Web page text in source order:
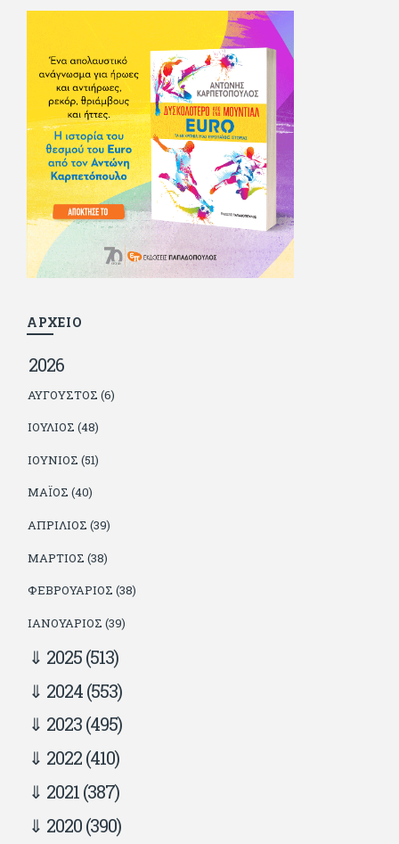
ταινίες κι έγραφε και στο περιοδικό Σινεμά, είχε κάποιες
αισθηματικές περιπέτειες που σκόρπισαν γέλιο στους φίλους
του - αν όχι και στον ίδιο. Πήγε στρατό κανονικά στα σύνορα
και διατήρησε μια καλή σχέση με την οικογένεια του, την
οποία αισθάνεται πως διάφορες φορές έφερε σε δύσκολη
θέση. Κείμενο με την υπογραφή του πρωτοδημοσιεύτηκε στο
Φίλαθλο το 1992. Επέστρεψε οριστικά στην Ελλάδα το 1998,
δούλεψε για πολλούς (αφού δυσκολεύεται να πει όχι), και
κάποιοι, αν όχι και όλοι, τον πλήρωσαν κι έμειναν και
ευχαριστημένοι από τη συνεργασία. Σήμερα πλέον εργάζεται
στον Sport Fm (όπου έχει κλείσει εικοσαετία) και στη
Sportday. Επαίρεται ότι λίγοι έχουν δει περισσότερο
ποδόσφαιρο από τον ίδιο και θεωρεί τον εαυτό του τυχερό
γιατί είναι μέλος της γενιάς που απόλαυσε τους μεγαλύτερους
σε όλα τα σπορ. Δεν είναι παντρεμένος, αλλά θαυμάζει όσους
βρίσκουν το κουράγιο να το κάνουν. Αντίθετα από πολλούς
φίλους του δεν πληρώνει διατροφές. Ελπίζει ότι δεν έχει
παιδιά. Απειλεί ότι θα γράφει όσο υπάρχουν άνθρωποι που
ΑΡΧΕΙΟ
2026
ΑΎΓΟΥΣΤΟΣ (6)
ΙΟΎΛΙΟΣ (48)
ΙΟΎΝΙΟΣ (51)
ΜΆΙΟΣ (40)
ΑΠΡΊΛΙΟΣ (39)
ΜΆΡΤΙΟΣ (38)
ΦΕΒΡΟΥΆΡΙΟΣ (38)
ΙΑΝΟΥΆΡΙΟΣ (39)
2025(513)
2024(553)
2023(495)
2022(410)
2021(387)
2020(390)